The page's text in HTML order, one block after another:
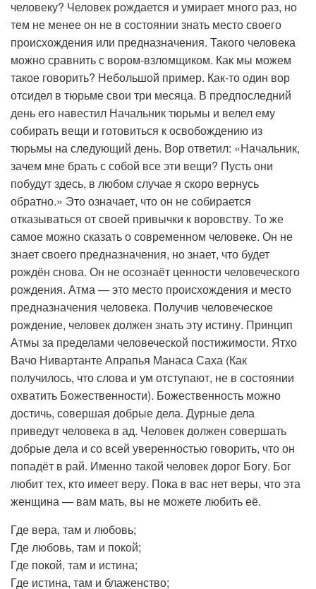
человеку? Человек рождается и умирает много раз, но
тем не менее он не в состоянии знать место своего
происхождения или предназначения. Такого человека
можно сравнить с вором-взломщиком. Как мы можем
такое говорить? Небольшой пример. Как-то один вор
отсидел в тюрьме свои три месяца. В предпоследний
день его навестил Начальник тюрьмы и велел ему
собирать вещи и готовиться к освобождению из
тюрьмы на следующий день. Вор ответил: «Начальник,
зачем мне брать с собой все эти вещи? Пусть они
побудут здесь, в любом случае я скоро вернусь
обратно.» Это означает, что он не собирается
отказываться от своей привычки к воровству. То же
самое можно сказать о современном человеке. Он не
знает своего предназначения, но знает, что будет
рождён снова. Он не осознаёт ценности человеческого
рождения. Атма — это место происхождения и место
предназначения человека. Получив человеческое
рождение, человек должен знать эту истину. Принцип
Атмы за пределами человеческой постижимости. Ятхо
Вачо Нивартанте Апрапья Манаса Саха (Как
получилось, что слова и ум отступают, не в состоянии
охватить Божественности). Божественность можно
достичь, совершая добрые дела. Дурные дела
приведут человека в ад. Человек должен совершать
добрые дела и со всей уверенностью говорить, что он
попадёт в рай. Именно такой человек дорог Богу. Бог
любит тех, кто имеет веру. Пока в вас нет веры, что эта
женщина — вам мать, вы не можете любить её.
Где вера, там и любовь;
Где любовь, там и покой;
Где покой, там и истина;
Где истина, там и блаженство;